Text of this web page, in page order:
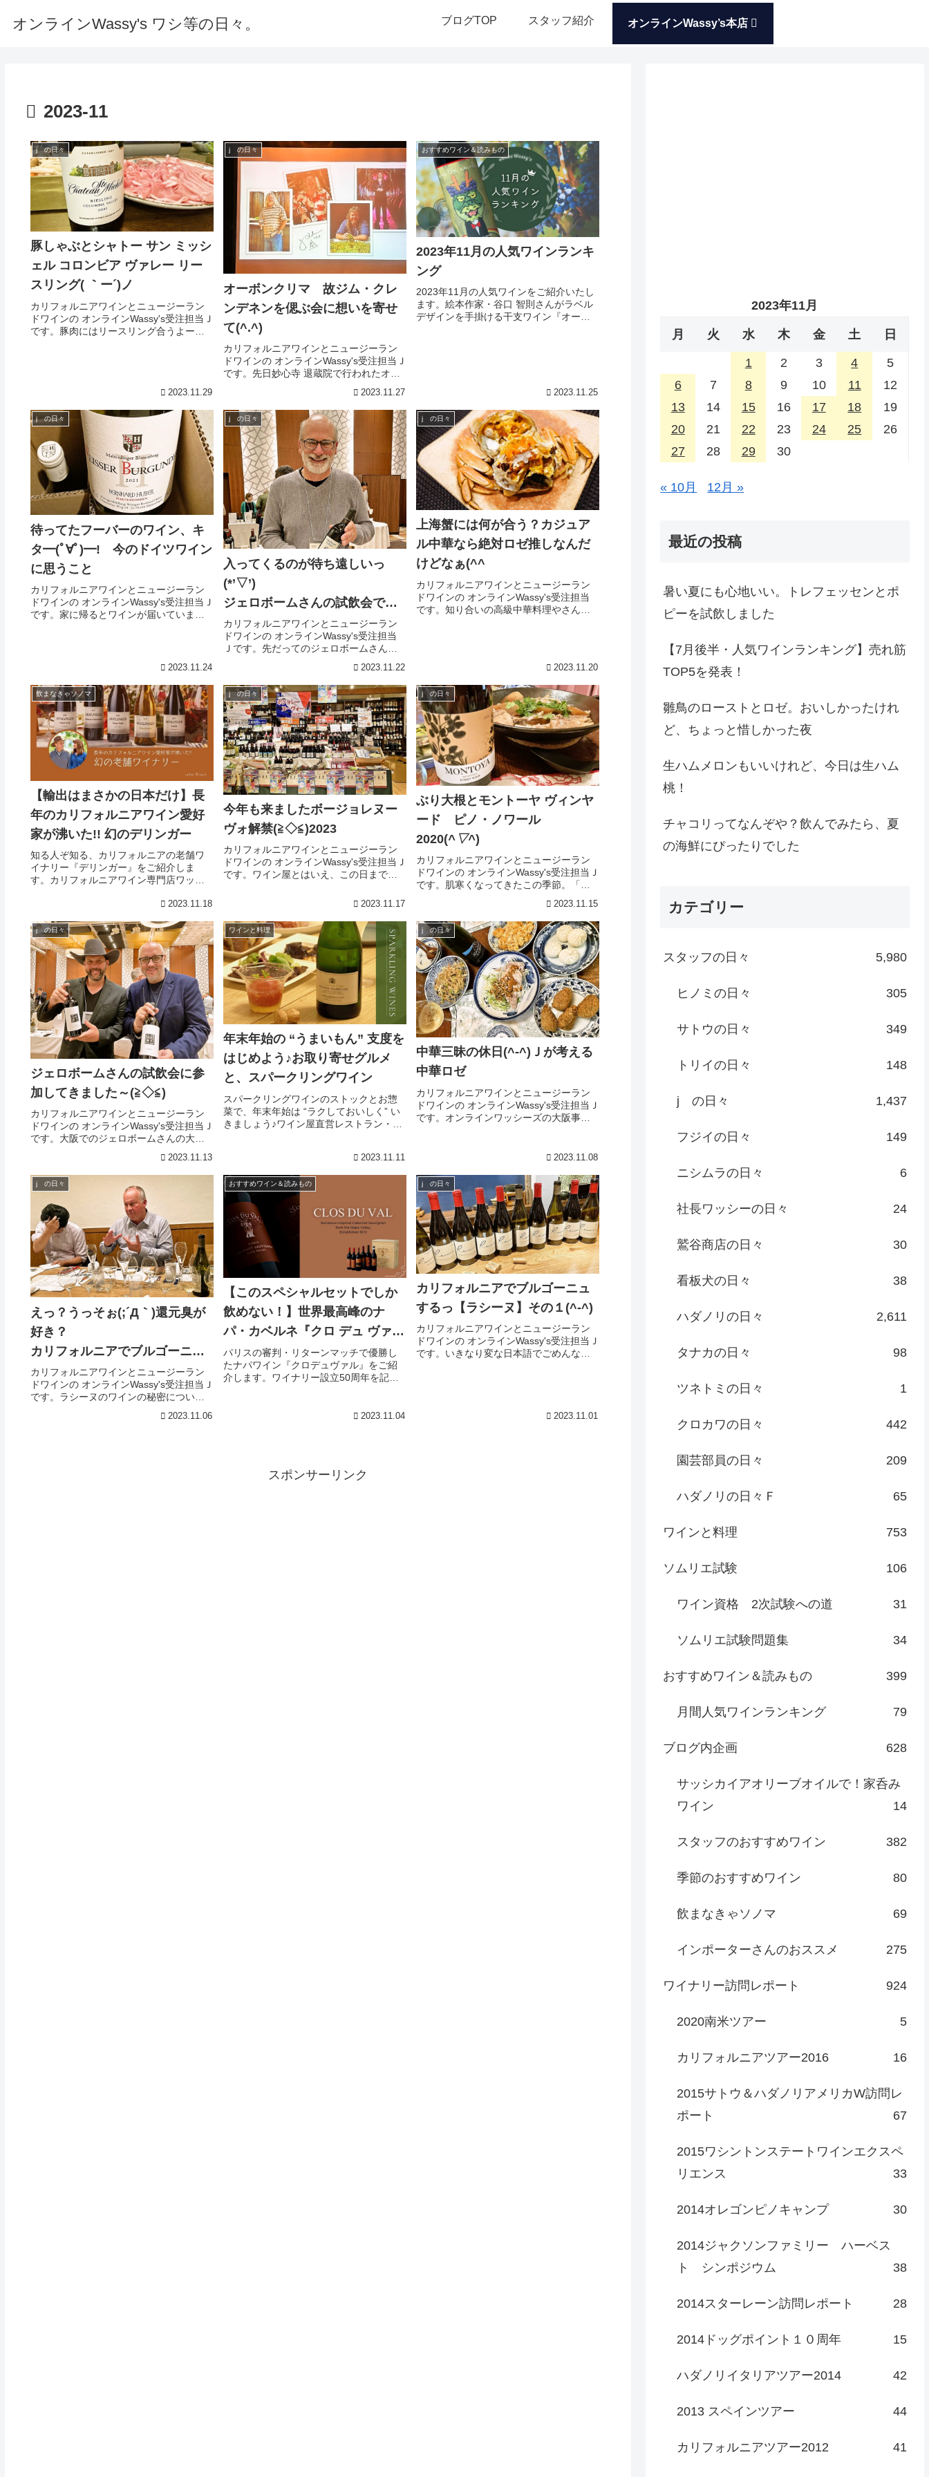
オンラインWassy's ワシ等の日々。 ブログTOP スタッフ紹介 オンラインWassy’s本店
2023-11
j の日々
豚しゃぶとシャトー サン ミッシ
ェル コロンビア ヴァレー リー
スリング( ｀ー´)ノ
カリフォルニアワインとニュージーラン
ドワインの オンラインWassy's受注担当Ｊ
です。豚肉にはリースリング合うよー、
2023.11.29
j の日々
オーボンクリマ 故ジム・クレ
ンデネンを偲ぶ会に想いを寄せ
て(^.^)
カリフォルニアワインとニュージーラン
ドワインの オンラインWassy's受注担当Ｊ
です。先日妙心寺 退蔵院で行われたオ
ンを偲ぶ会に弊社社長のワッシーとスー
プルのオーナーソムリエの鷲谷紀子が参
加してきました...
2023.11.27
おすすめワイン＆読みもの
2023年11月の人気ワインランキ
ング
2023年11月の人気ワインをご紹介いたし
ます。絵本作家・谷口 智則さんがラベル
デザインを手掛ける干支ワイン『オーバ
2023.11.25
j の日々
待ってたフーバーのワイン、キ
タ━(ﾟ∀ﾟ)━! 今のドイツワイン
に思うこと
カリフォルニアワインとニュージーラン
ドワインの オンラインWassy's受注担当Ｊ
です。家に帰るとワインが届いていまし
2023.11.24
j の日々
入ってくるのが待ち遠しいっ
(*’▽’)
ジェロボームさんの試飲会で見
つけた、コスパ抜群なワイン！
カリフォルニアワインとニュージーラン
ドワインの オンラインWassy's受注担当
Ｊです。先だってのジェロボームさんの
いっ、と思ったワインのひとつプレシジ
ョン・ワイン・カンパニーカリフォルニ
アのワインです...
2023.11.22
j の日々
上海蟹には何が合う？カジュア
ル中華なら絶対ロゼ推しなんだ
けどなぁ(^^ゞ
カリフォルニアワインとニュージーラン
ドワインの オンラインWassy's受注担当
です。知り合いの高級中華料理やさんで
2023.11.20
飲まなきゃソノマ
【輸出はまさかの日本だけ】長
年のカリフォルニアワイン愛好
家が沸いた!! 幻のデリンガー
知る人ぞ知る、カリフォルニアの老舗ワ
イナリー『デリンガー』をご紹介しま
す。カリフォルニアワイン専門店ワッシ
2023.11.18
j の日々
今年も来ましたボージョレヌー
ヴォ解禁(≧◇≦)2023
カリフォルニアワインとニュージーラン
ドワインの オンラインWassy's受注担当Ｊ
です。ワイン屋とはいえ、この日までは
ソワ。オンラインワッシーズの姉妹店大
しヌーヴォを並...
2023.11.17
j の日々
ぶり大根とモントーヤ ヴィンヤ
ード ピノ・ノワール
2020(^▽^)
カリフォルニアワインとニュージーラン
ドワインの オンラインWassy's受注担当Ｊ
です。肌寒くなってきたこの季節。「ぶ
り大根食べたいなあ」と夫が言うのでち
ょっと気合を入れて作ってみましたで。
合わせたワインはモントーヤ ヴィンヤー
ド ピノ・ノ...
2023.11.15
j の日々
ジェロボームさんの試飲会に参
加してきました～(≧◇≦)
カリフォルニアワインとニュージーラン
ドワインの オンラインWassy's受注担当Ｊ
です。大阪でのジェロボームさんの大試
飲会！創立20周年ということもあって、
取り扱っていらっしゃる世界各国のワイ
ナリーから40社の生産者が参加されてい
ました！！...
2023.11.13
ワインと料理
年末年始の “うまいもん” 支度を
はじめよう♪お取り寄せグルメ
と、スパークリングワイン
スパークリングワインのストックとお惣
菜で、年末年始は “ラクしておいしく” い
きましょう♪ワイン屋直営レストラン・ス
2023.11.11
j の日々
中華三昧の休日(^-^)Ｊが考える
中華ロゼ
カリフォルニアワインとニュージーラン
ドワインの オンラインWassy's受注担当Ｊ
です。オンラインワッシーズの大阪事務
エビチリ、豚肉と春雨の野菜炒め、小包
2023.11.08
j の日々
えっ？うっそぉ(;´Д｀)還元臭が
好き？
カリフォルニアでブルゴーニュ
するっ【ラシーヌ】その2(^-^)
カリフォルニアワインとニュージーラン
ドワインの オンラインWassy's受注担当Ｊ
です。ラシーヌのワインの秘密につい
んからお聴きしたとっておきのお話の続
2023.11.06
おすすめワイン＆読みもの
【このスペシャルセットでしか
飲めない！】世界最高峰のナ
パ・カベルネ『クロ デュ ヴァ
ル』の宝箱
パリスの審判・リターンマッチで優勝し
たナパワイン『クロデュヴァル』をご紹
介します。ワイナリー設立50周年を記念
い。1,200種類以上のカリフォルニアワイ
2023.11.04
j の日々
カリフォルニアでブルゴーニュ
するっ【ラシーヌ】その１(^-^)
カリフォルニアワインとニュージーラン
ドワインの オンラインWassy's受注担当Ｊ
です。いきなり変な日本語でごめんなさ
2023.11.01
スポンサーリンク
2023年11月
月 火 水 木 金 土 日
1 2 3 4
5
6
7 8 9 10 11
12
13
14 15 16 17 18
19
20
21 22 23 24 25
26
27
28 29 30
« 10月 12月 »
最近の投稿
暑い夏にも心地いい。トレフェッセンとポ
ピーを試飲しました
【7月後半・人気ワインランキング】売れ筋
TOP5を発表！
雛鳥のローストとロゼ。おいしかったけれ
ど、ちょっと惜しかった夜
生ハムメロンもいいけれど、今日は生ハム
桃！
チャコリってなんぞや？飲んでみたら、夏
の海鮮にぴったりでした
カテゴリー
スタッフの日々 5,980
ヒノミの日々 305
サトウの日々 349
トリイの日々 148
j の日々 1,437
フジイの日々 149
ニシムラの日々 6
社長ワッシーの日々 24
鷲谷商店の日々 30
看板犬の日々 38
ハダノリの日々 2,611
タナカの日々 98
ツネトミの日々 1
クロカワの日々 442
園芸部員の日々 209
ハダノリの日々Ｆ 65
ワインと料理 753
ソムリエ試験 106
ワイン資格 2次試験への道 31
ソムリエ試験問題集 34
おすすめワイン＆読みもの 399
月間人気ワインランキング 79
ブログ内企画 628
サッシカイアオリーブオイルで！家呑み
ワイン
14
スタッフのおすすめワイン 382
季節のおすすめワイン 80
飲まなきゃソノマ 69
インポーターさんのおススメ 275
ワイナリー訪問レポート 924
2020南米ツアー 5
カリフォルニアツアー2016 16
2015サトウ＆ハダノリアメリカW訪問レ
ポート
67
2015ワシントンステートワインエクスペ
リエンス
33
2014オレゴンピノキャンプ 30
2014ジャクソンファミリー ハーベス
ト シンポジウム
38
2014スターレーン訪問レポート 28
2014ドッグポイント１０周年 15
ハダノリイタリアツアー2014 42
2013 スペインツアー 44
カリフォルニアツアー2012 41